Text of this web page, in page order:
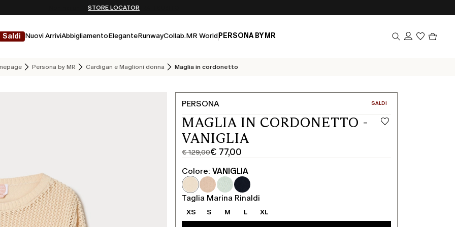
SPEDIZIONI E RESI GRATUITI
Non hai un MyAccount? REGISTRATI SUBITO
STORE LOCATOR
Saldi Nuovi ArriviAbbigliamentoEleganteRunwayCollab.MR World PERSONA BY MR
Persona by MR Cardigan e Maglioni donna Maglia in cordonetto
PERSONA CATEGORIA:
SALDI
MAGLIA IN CORDONETTO -
VANIGLIA
€ 129,00
Prezzo
originale
€
129,00
€ 77,00
Prezzo
corrente
€
77,00
Colore: VANIGLIA
Taglia Marina Rinaldi
XS S M L XL